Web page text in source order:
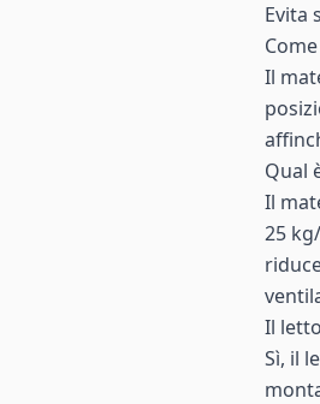
Evita
Il
Qual
Il
25
Il
Sì, il